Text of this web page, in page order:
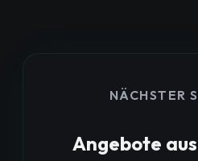
NÄCHSTER
Angebote